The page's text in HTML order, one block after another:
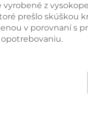
vyrobené z
prešlo skúškou
v porovnaní s